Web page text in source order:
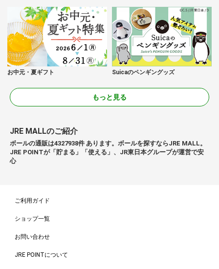
お中元・夏ギフト Suicaのペンギングッズ
もっと見る
JRE MALLのご紹介
ボールの通販は4327938件 あります。ボールを探すならJRE MALL。
JRE POINTが「貯まる」「使える」、JR東日本グループが運営で安
心
ご利用ガイド
ショップ一覧
お問い合わせ
JRE POINTについて